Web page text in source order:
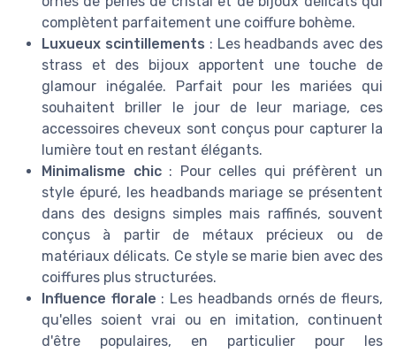
complètent parfaitement une coiffure bohème.
Luxueux scintillements : Les headbands avec des
strass et des bijoux apportent une touche de
glamour inégalée. Parfait pour les mariées qui
souhaitent briller le jour de leur mariage, ces
accessoires cheveux sont conçus pour capturer la
lumière tout en restant élégants.
Minimalisme chic: Pour celles qui préfèrent un
style épuré, les headbands mariage se présentent
dans des designs simples mais raffinés, souvent
conçus à partir de métaux précieux ou de
matériaux délicats. Ce style se marie bien avec des
coiffures plus structurées.
Influence florale : Les headbands ornés de fleurs,
qu'elles soient vrai ou en imitation, continuent
d'être populaires, en particulier pour les